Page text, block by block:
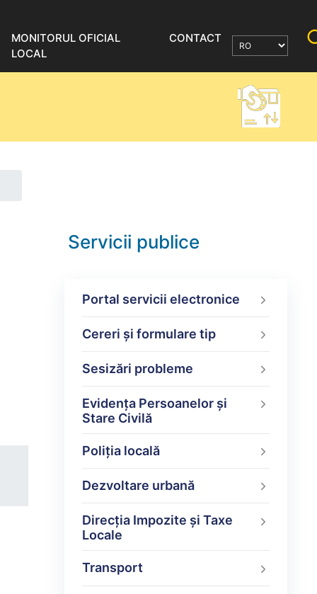
MONITORUL OFICIAL
LOCAL
CONTACT
Servicii publice
Portal servicii electronice
Cereri și formulare tip
Sesizări probleme
Evidența Persoanelor și
Stare Civilă
Poliţia locală
Dezvoltare urbană
Direcţia Impozite şi Taxe
Locale
Transport